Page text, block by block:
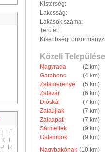
E É
K
L
P
R
Kistérség:
Lakosság:
Lakások száma:
Terület:
Kisebbségi
Közeli
Nagyrada
(2 km)
Garabonc
(4 km)
Zalamerenye
(5 km)
Zalavár
(6 km)
Dióskál
(7 km)
Zalaújlak
(7 km)
Zalaapáti
(7 km)
Sármellék
(9 km)
Galambok
(9 km)
Nagybakónak (10 km)